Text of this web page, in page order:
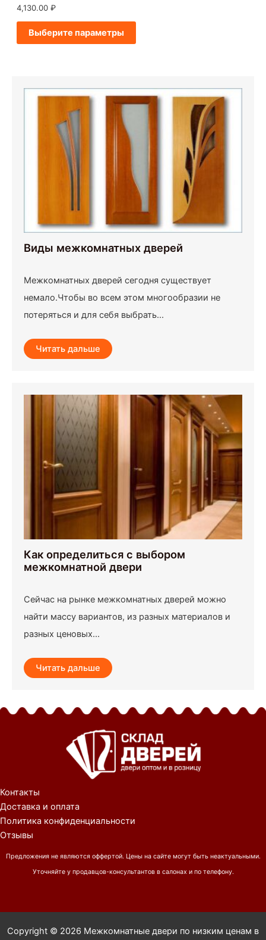
4,130.00 ₽
Выберите параметры
Виды межкомнатных дверей
Межкомнатных дверей сегодня существует
немало.Чтобы во всем этом многообразии не
потеряться и для себя выбрать...
Читать дальше
Как определиться с выбором
межкомнатной двери
Сейчас на рынке межкомнатных дверей можно
найти массу вариантов, из разных материалов и
разных ценовых...
Читать дальше
Контакты
Доставка и оплата
Политика конфиденциальности
Отзывы
Предложения не являются оффертой. Цены на сайте могут быть неактуальными.
Уточняйте у продавцов-консультантов в салонах и по телефону.
Copyright © 2026 Межкомнатные двери по низким ценам в